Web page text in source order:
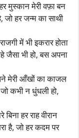
मुस्कान मेरी वफ़ा बन
जो हर जन्म का साथी
में भी इकरार होता
जैसा भी हो, बस अपना
मेरी आँखों का काजल
कभी न धुंधली हो,
हर राह वीरान
है, जो हर कदम पर